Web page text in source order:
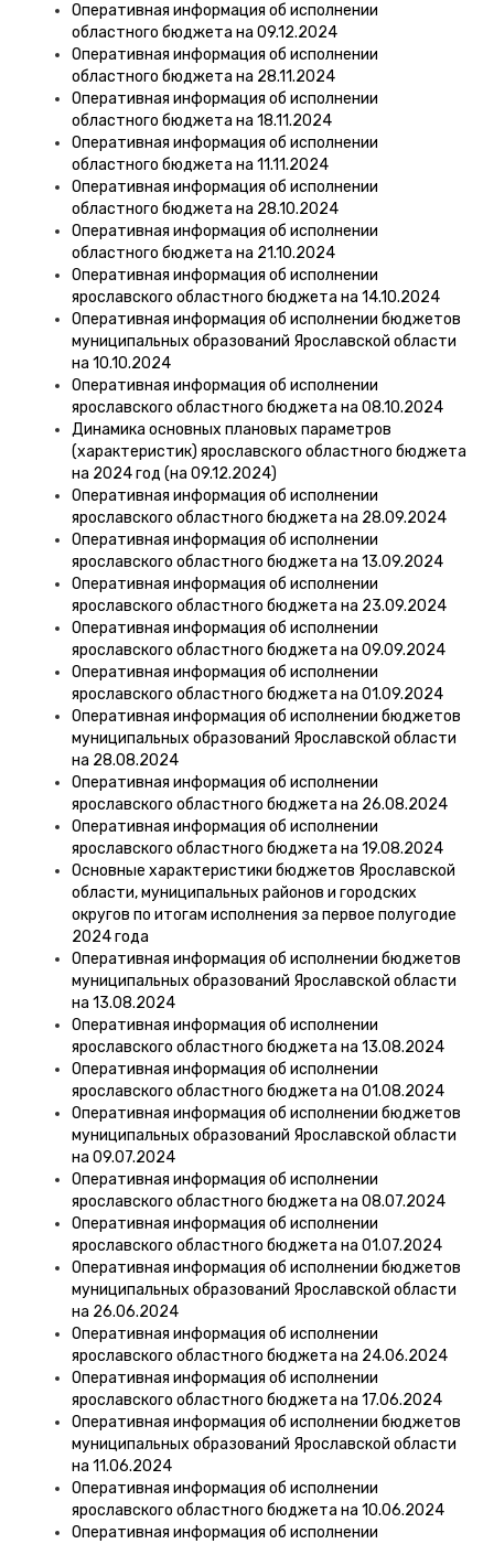
Оперативная информация об исполнении
областного бюджета на 09.12.2024
Оперативная информация об исполнении
областного бюджета на 28.11.2024
Оперативная информация об исполнении
областного бюджета на 18.11.2024
Оперативная информация об исполнении
областного бюджета на 11.11.2024
Оперативная информация об исполнении
областного бюджета на 28.10.2024
Оперативная информация об исполнении
областного бюджета на 21.10.2024
Оперативная информация об исполнении
ярославского областного бюджета на 14.10.2024
Оперативная информация об исполнении бюджетов
муниципальных образований Ярославской области
на 10.10.2024
Оперативная информация об исполнении
ярославского областного бюджета на 08.10.2024
Динамика основных плановых параметров
(характеристик) ярославского областного бюджета
на 2024 год (на 09.12.2024)
Оперативная информация об исполнении
ярославского областного бюджета на 28.09.2024
Оперативная информация об исполнении
ярославского областного бюджета на 13.09.2024
Оперативная информация об исполнении
ярославского областного бюджета на 23.09.2024
Оперативная информация об исполнении
ярославского областного бюджета на 09.09.2024
Оперативная информация об исполнении
ярославского областного бюджета на 01.09.2024
Оперативная информация об исполнении бюджетов
муниципальных образований Ярославской области
на 28.08.2024
Оперативная информация об исполнении
ярославского областного бюджета на 26.08.2024
Оперативная информация об исполнении
ярославского областного бюджета на 19.08.2024
Основные характеристики бюджетов Ярославской
области, муниципальных районов и городских
округов по итогам исполнения за первое полугодие
2024 года
Оперативная информация об исполнении бюджетов
муниципальных образований Ярославской области
на 13.08.2024
Оперативная информация об исполнении
ярославского областного бюджета на 13.08.2024
Оперативная информация об исполнении
ярославского областного бюджета на 01.08.2024
Оперативная информация об исполнении бюджетов
муниципальных образований Ярославской области
на 09.07.2024
Оперативная информация об исполнении
ярославского областного бюджета на 08.07.2024
Оперативная информация об исполнении
ярославского областного бюджета на 01.07.2024
Оперативная информация об исполнении бюджетов
муниципальных образований Ярославской области
на 26.06.2024
Оперативная информация об исполнении
ярославского областного бюджета на 24.06.2024
Оперативная информация об исполнении
ярославского областного бюджета на 17.06.2024
Оперативная информация об исполнении бюджетов
муниципальных образований Ярославской области
на 11.06.2024
Оперативная информация об исполнении
ярославского областного бюджета на 10.06.2024
Оперативная информация об исполнении